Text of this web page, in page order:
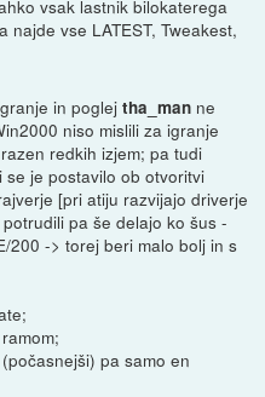
vsak lastnik bilokaterega
najde vse LATEST, Tweakest,
in poglejtha_man ne
niso mislili za igranje
redkih izjem; pa tudi
se je postavilo ob otvoritvi
[pri atiju razvijajo driverje
pa še delajo ko šus -
200 -> torej beri malo bolj in s
pa samo en